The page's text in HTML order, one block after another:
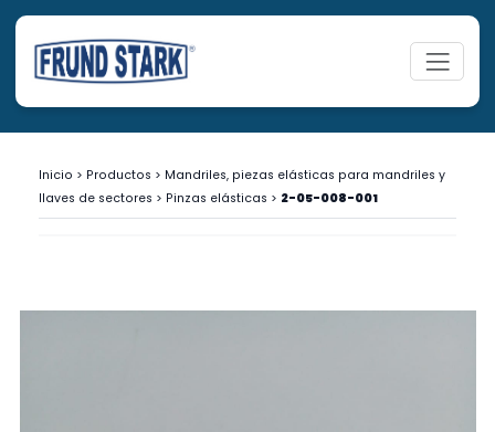
Inicio > Productos > Mandriles, piezas elásticas para mandriles y
llaves de sectores > Pinzas elásticas > 2-05-008-001